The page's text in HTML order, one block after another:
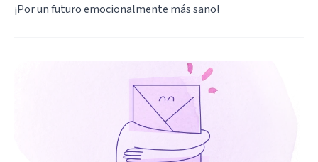
¡Por un futuro emocionalmente más sano!